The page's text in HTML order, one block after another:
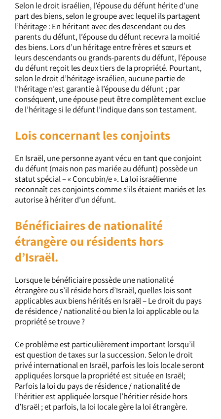
Selon le droit israélien, l’épouse du défunt hérite d’une
part des biens, selon le groupe avec lequel ils partagent
l’héritage : En héritant avec des descendant ou des
parents du défunt, l’épouse du défunt recevra la moitié
des biens. Lors d’un héritage entre frères et sœurs et
leurs descendants ou grands-parents du défunt, l’épouse
du défunt reçoit les deux tiers de la propriété. Pourtant,
selon le droit d’héritage israélien, aucune partie de
l’héritage n’est garantie à l’épouse du défunt ; par
conséquent, une épouse peut être complètement exclue
de l’héritage si le défunt l’indique dans son testament.
Lois concernant les conjoints
En Israël, une personne ayant vécu en tant que conjoint
du défunt (mais non pas mariée au défunt) possède un
statut spécial – « Concubin/e ». La loi israélienne
reconnaît ces conjoints comme s’ils étaient mariés et les
autorise à hériter d’un défunt.
Bénéficiaires de nationalité
étrangère ou résidents hors
d’Israël.
Lorsque le bénéficiaire possède une nationalité
étrangère ou s’il réside hors d’Israël, quelles lois sont
applicables aux biens hérités en Israël – Le droit du pays
de résidence / nationalité ou bien la loi applicable ou la
propriété se trouve ?
Ce problème est particulièrement important lorsqu’il
est question de taxes sur la succession. Selon le droit
privé international en Israël, parfois les lois locale seront
appliquées lorsque la propriété est située en Israël;
Parfois la loi du pays de résidence / nationalité de
l’héritier est appliquée lorsque l’héritier réside hors
d’Israël ; et parfois, la loi locale gère la loi étrangère.